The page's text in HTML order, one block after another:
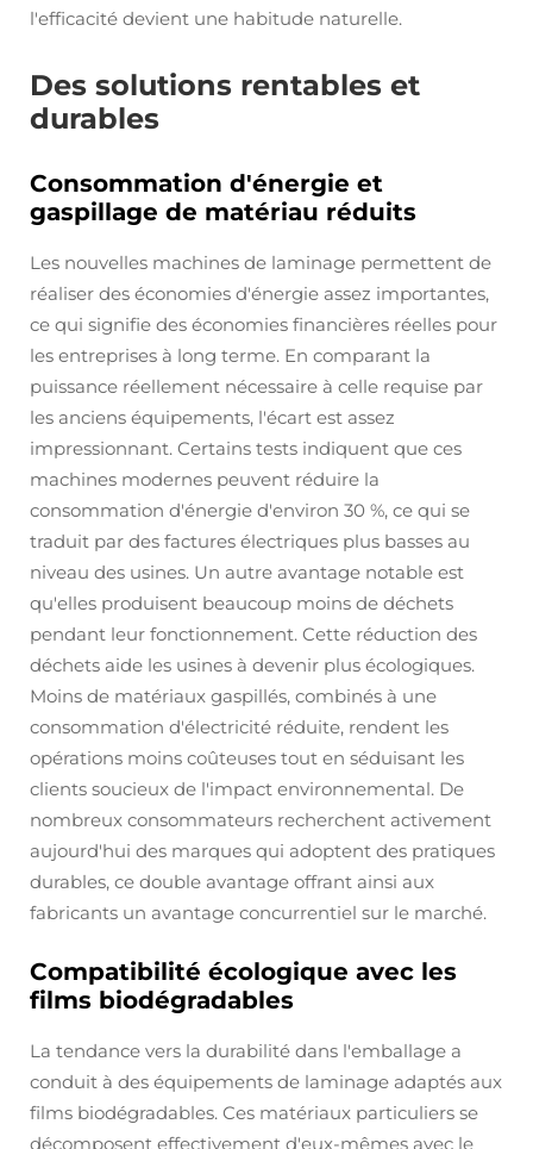
l'efficacité devient une habitude naturelle.
Des solutions rentables et
durables
Consommation d'énergie et
gaspillage de matériau réduits
Les nouvelles machines de laminage permettent de
réaliser des économies d'énergie assez importantes,
ce qui signifie des économies financières réelles pour
les entreprises à long terme. En comparant la
puissance réellement nécessaire à celle requise par
les anciens équipements, l'écart est assez
impressionnant. Certains tests indiquent que ces
machines modernes peuvent réduire la
consommation d'énergie d'environ 30 %, ce qui se
traduit par des factures électriques plus basses au
niveau des usines. Un autre avantage notable est
qu'elles produisent beaucoup moins de déchets
pendant leur fonctionnement. Cette réduction des
déchets aide les usines à devenir plus écologiques.
Moins de matériaux gaspillés, combinés à une
consommation d'électricité réduite, rendent les
opérations moins coûteuses tout en séduisant les
clients soucieux de l'impact environnemental. De
nombreux consommateurs recherchent activement
aujourd'hui des marques qui adoptent des pratiques
durables, ce double avantage offrant ainsi aux
fabricants un avantage concurrentiel sur le marché.
Compatibilité écologique avec les
films biodégradables
La tendance vers la durabilité dans l'emballage a
conduit à des équipements de laminage adaptés aux
films biodégradables. Ces matériaux particuliers se
décomposent effectivement d'eux-mêmes avec le